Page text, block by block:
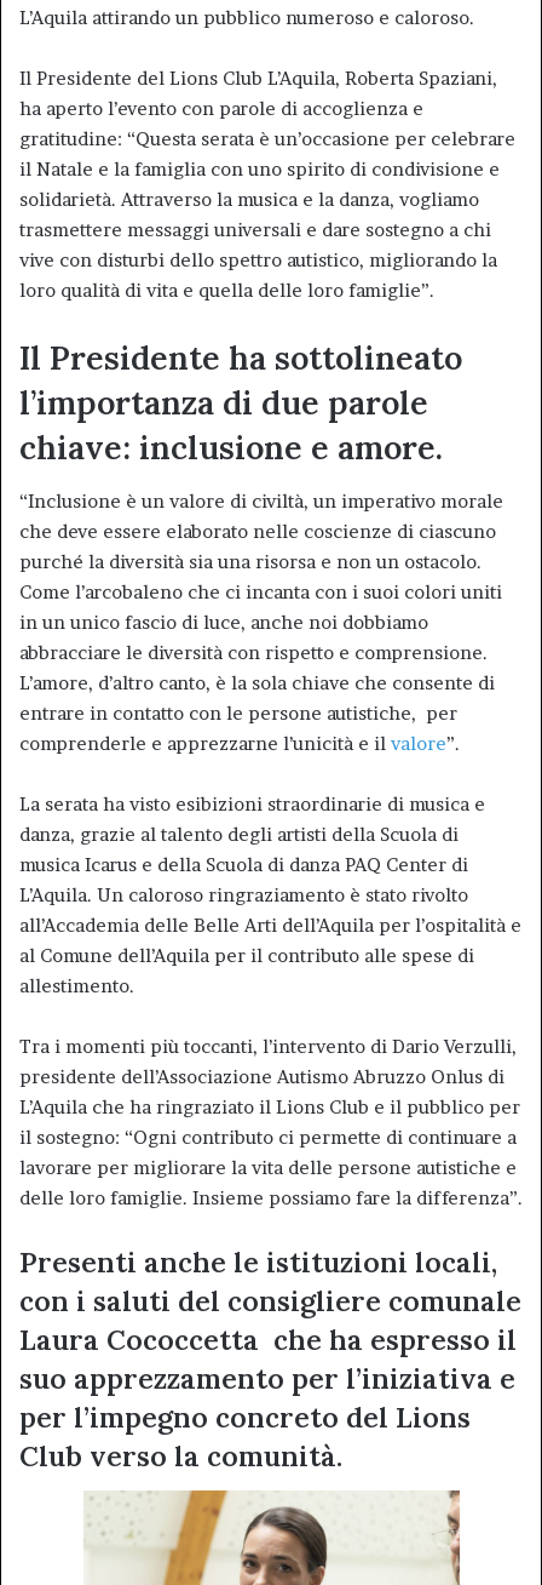
L’Aquila attirando un pubblico numeroso e caloroso.
Il Presidente del Lions Club L’Aquila, Roberta Spaziani,
ha aperto l’evento con parole di accoglienza e
gratitudine: “Questa serata è un’occasione per celebrare
il Natale e la famiglia con uno spirito di condivisione e
solidarietà. Attraverso la musica e la danza, vogliamo
trasmettere messaggi universali e dare sostegno a chi
vive con disturbi dello spettro autistico, migliorando la
loro qualità di vita e quella delle loro famiglie”.
Il Presidente ha sottolineato
l’importanza di due parole
chiave: inclusione e amore.
“Inclusione è un valore di civiltà, un imperativo morale
che deve essere elaborato nelle coscienze di ciascuno
purché la diversità sia una risorsa e non un ostacolo.
Come l’arcobaleno che ci incanta con i suoi colori uniti
in un unico fascio di luce, anche noi dobbiamo
abbracciare le diversità con rispetto e comprensione.
L’amore, d’altro canto, è la sola chiave che consente di
entrare in contatto con le persone autistiche, per
comprenderle e apprezzarne l’unicità e il valore”.
La serata ha visto esibizioni straordinarie di musica e
danza, grazie al talento degli artisti della Scuola di
musica Icarus e della Scuola di danza PAQ Center di
L’Aquila. Un caloroso ringraziamento è stato rivolto
all’Accademia delle Belle Arti dell’Aquila per l’ospitalità e
al Comune dell’Aquila per il contributo alle spese di
allestimento.
Tra i momenti più toccanti, l’intervento di Dario Verzulli,
presidente dell’Associazione Autismo Abruzzo Onlus di
L’Aquila che ha ringraziato il Lions Club e il pubblico per
il sostegno: “Ogni contributo ci permette di continuare a
lavorare per migliorare la vita delle persone autistiche e
delle loro famiglie. Insieme possiamo fare la differenza”.
Presenti anche le istituzioni locali,
con i saluti del consigliere comunale
Laura Cococcetta che ha espresso il
suo apprezzamento per l’iniziativa e
per l’impegno concreto del Lions
Club verso la comunità.